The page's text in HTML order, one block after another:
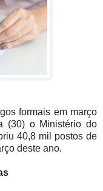
formais em março
(30) o Ministério do
40,8 mil postos de
deste ano.